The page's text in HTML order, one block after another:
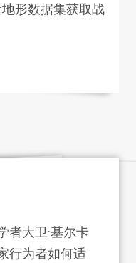
形数据集获取战
者大卫·基尔卡
行为者如何适